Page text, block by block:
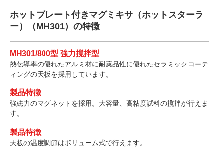
ホットプレート付きマグミキサ（ホットスターラ
ー）（MH301）の特徴
MH301/800型 強力撹拌型
熱伝導率の優れたアルミ材に耐薬品性に優れたセラミックコーテ
ィングの天板を採用しています。
製品特徴
強磁力のマグネットを採用。大容量、高粘度試料の撹拌が行えま
す。
製品特徴
天板の温度調節はボリューム式で行えます。